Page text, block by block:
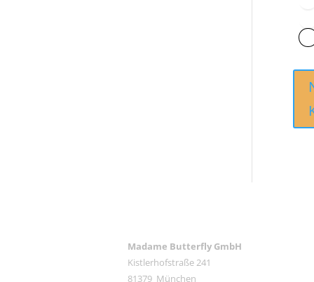
Madame Butterfly GmbH
Kistlerhofstraße 241
81379 München